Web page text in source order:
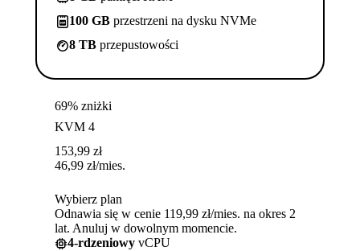
100 GB przestrzeni na dysku NVMe
8 TB przepustowości
69% zniżki
KVM 4
153,99 zł
46,99 zł/mies.
Wybierz plan
Odnawia się w cenie 119,99 zł/mies. na okres 2
lat. Anuluj w dowolnym momencie.
4-rdzeniowy vCPU